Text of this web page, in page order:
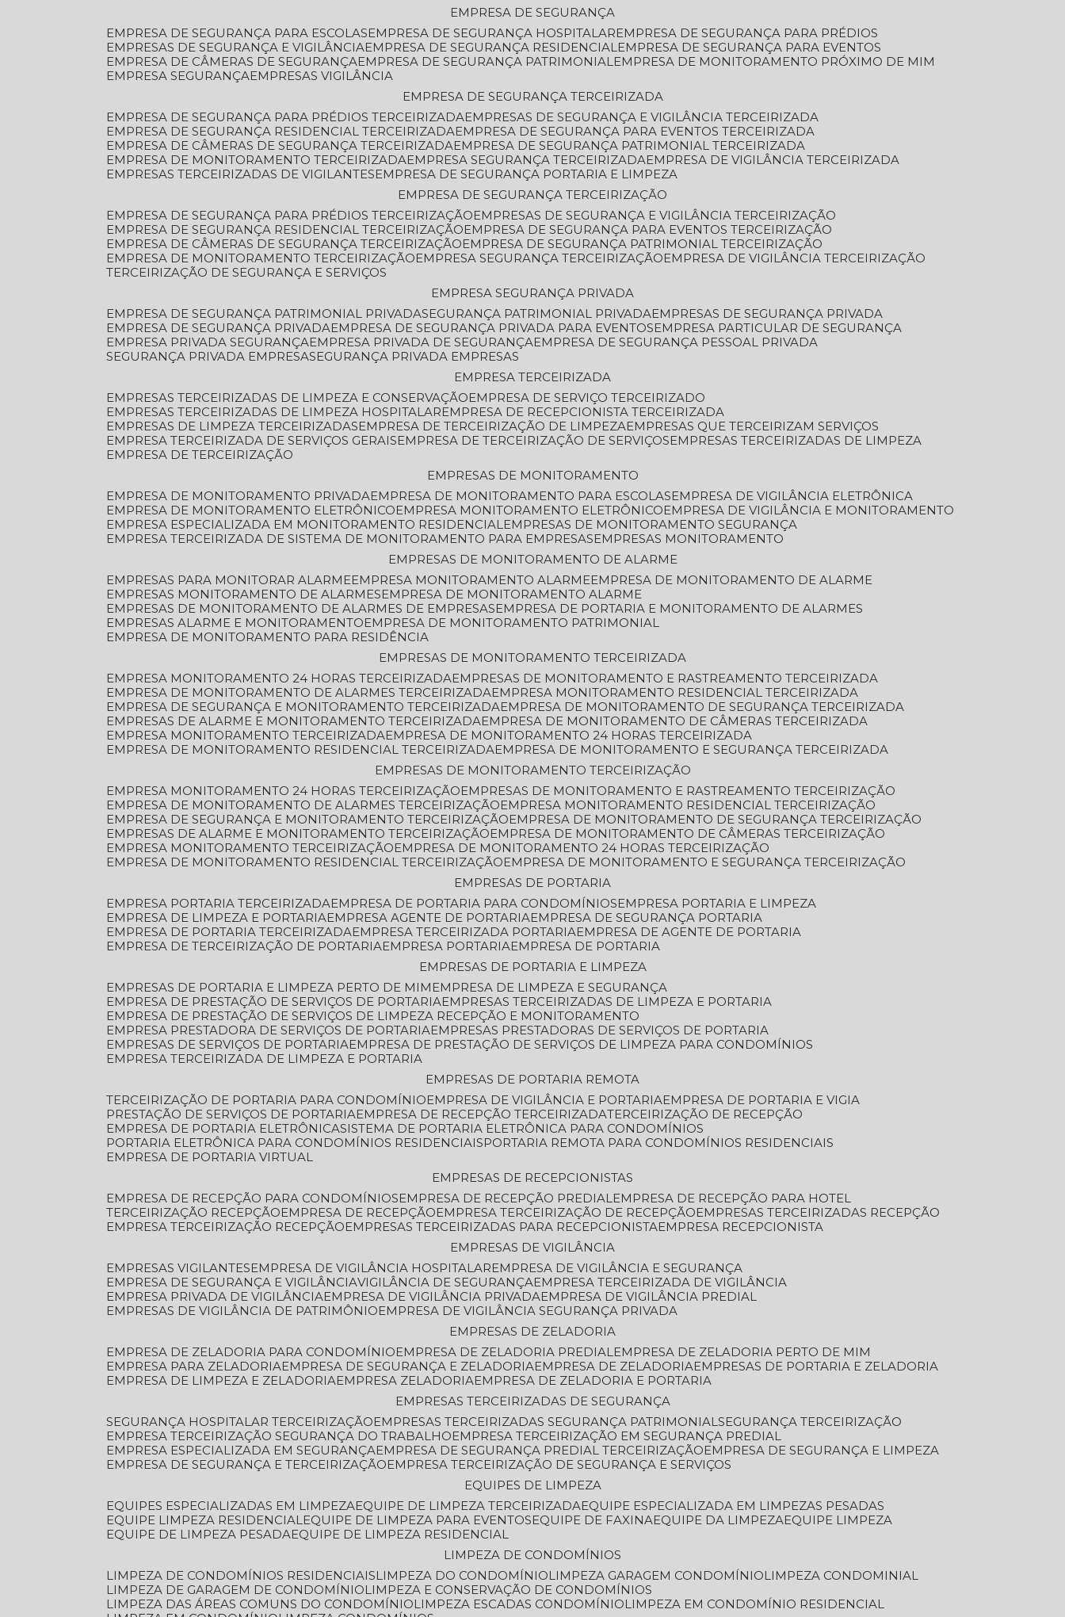
EMPRESA DE SEGURANÇA
EMPRESA DE SEGURANÇA PARA ESCOLAS
EMPRESA DE SEGURANÇA HOSPITALAR
EMPRESA DE SEGURANÇA PARA PRÉDIOS
EMPRESAS DE SEGURANÇA E VIGILÂNCIA
EMPRESA DE SEGURANÇA RESIDENCIAL
EMPRESA DE SEGURANÇA PARA EVENTOS
EMPRESA DE CÂMERAS DE SEGURANÇA
EMPRESA DE SEGURANÇA PATRIMONIAL
EMPRESA DE MONITORAMENTO PRÓXIMO DE MIM
EMPRESA SEGURANÇA
EMPRESAS VIGILÂNCIA
EMPRESA DE SEGURANÇA TERCEIRIZADA
EMPRESA DE SEGURANÇA PARA PRÉDIOS TERCEIRIZADA
EMPRESAS DE SEGURANÇA E VIGILÂNCIA TERCEIRIZADA
EMPRESA DE SEGURANÇA RESIDENCIAL TERCEIRIZADA
EMPRESA DE SEGURANÇA PARA EVENTOS TERCEIRIZADA
EMPRESA DE CÂMERAS DE SEGURANÇA TERCEIRIZADA
EMPRESA DE SEGURANÇA PATRIMONIAL TERCEIRIZADA
EMPRESA DE MONITORAMENTO TERCEIRIZADA
EMPRESA SEGURANÇA TERCEIRIZADA
EMPRESA DE VIGILÂNCIA TERCEIRIZADA
EMPRESAS TERCEIRIZADAS DE VIGILANTES
EMPRESA DE SEGURANÇA PORTARIA E LIMPEZA
EMPRESA DE SEGURANÇA TERCEIRIZAÇÃO
EMPRESA DE SEGURANÇA PARA PRÉDIOS TERCEIRIZAÇÃO
EMPRESAS DE SEGURANÇA E VIGILÂNCIA TERCEIRIZAÇÃO
EMPRESA DE SEGURANÇA RESIDENCIAL TERCEIRIZAÇÃO
EMPRESA DE SEGURANÇA PARA EVENTOS TERCEIRIZAÇÃO
EMPRESA DE CÂMERAS DE SEGURANÇA TERCEIRIZAÇÃO
EMPRESA DE SEGURANÇA PATRIMONIAL TERCEIRIZAÇÃO
EMPRESA DE MONITORAMENTO TERCEIRIZAÇÃO
EMPRESA SEGURANÇA TERCEIRIZAÇÃO
EMPRESA DE VIGILÂNCIA TERCEIRIZAÇÃO
TERCEIRIZAÇÃO DE SEGURANÇA E SERVIÇOS
EMPRESA SEGURANÇA PRIVADA
EMPRESA DE SEGURANÇA PATRIMONIAL PRIVADA SEGURANÇA PATRIMONIAL PRIVADA
EMPRESAS DE SEGURANÇA PRIVADA
EMPRESA DE SEGURANÇA PRIVADA
EMPRESA DE SEGURANÇA PRIVADA PARA EVENTOS
EMPRESA PARTICULAR DE SEGURANÇA
EMPRESA PRIVADA SEGURANÇA
EMPRESA PRIVADA DE SEGURANÇA
EMPRESA DE SEGURANÇA PESSOAL PRIVADA
SEGURANÇA PRIVADA EMPRESA SEGURANÇA PRIVADA EMPRESAS
EMPRESA TERCEIRIZADA
EMPRESAS TERCEIRIZADAS DE LIMPEZA E CONSERVAÇÃO
EMPRESA DE SERVIÇO TERCEIRIZADO
EMPRESAS TERCEIRIZADAS DE LIMPEZA HOSPITALAR
EMPRESA DE RECEPCIONISTA TERCEIRIZADA
EMPRESAS DE LIMPEZA TERCEIRIZADAS
EMPRESA DE TERCEIRIZAÇÃO DE LIMPEZA
EMPRESAS QUE TERCEIRIZAM SERVIÇOS
EMPRESA TERCEIRIZADA DE SERVIÇOS GERAIS
EMPRESA DE TERCEIRIZAÇÃO DE SERVIÇOS
EMPRESAS TERCEIRIZADAS DE LIMPEZA
EMPRESA DE TERCEIRIZAÇÃO
EMPRESAS DE MONITORAMENTO
EMPRESA DE MONITORAMENTO PRIVADA
EMPRESA DE MONITORAMENTO PARA ESCOLAS
EMPRESA DE VIGILÂNCIA ELETRÔNICA
EMPRESA DE MONITORAMENTO ELETRÔNICO
EMPRESA MONITORAMENTO ELETRÔNICO
EMPRESA DE VIGILÂNCIA E MONITORAMENTO
EMPRESA ESPECIALIZADA EM MONITORAMENTO RESIDENCIAL
EMPRESAS DE MONITORAMENTO SEGURANÇA
EMPRESA TERCEIRIZADA DE SISTEMA DE MONITORAMENTO PARA EMPRESAS
EMPRESAS MONITORAMENTO
EMPRESAS DE MONITORAMENTO DE ALARME
EMPRESAS PARA MONITORAR ALARME
EMPRESA MONITORAMENTO ALARME
EMPRESA DE MONITORAMENTO DE ALARME
EMPRESAS MONITORAMENTO DE ALARMES
EMPRESA DE MONITORAMENTO ALARME
EMPRESAS DE MONITORAMENTO DE ALARMES DE EMPRESAS
EMPRESA DE PORTARIA E MONITORAMENTO DE ALARMES
EMPRESAS ALARME E MONITORAMENTO
EMPRESA DE MONITORAMENTO PATRIMONIAL
EMPRESA DE MONITORAMENTO PARA RESIDÊNCIA
EMPRESAS DE MONITORAMENTO TERCEIRIZADA
EMPRESA MONITORAMENTO 24 HORAS TERCEIRIZADA
EMPRESAS DE MONITORAMENTO E RASTREAMENTO TERCEIRIZADA
EMPRESA DE MONITORAMENTO DE ALARMES TERCEIRIZADA
EMPRESA MONITORAMENTO RESIDENCIAL TERCEIRIZADA
EMPRESA DE SEGURANÇA E MONITORAMENTO TERCEIRIZADA
EMPRESA DE MONITORAMENTO DE SEGURANÇA TERCEIRIZADA
EMPRESAS DE ALARME E MONITORAMENTO TERCEIRIZADA
EMPRESA DE MONITORAMENTO DE CÂMERAS TERCEIRIZADA
EMPRESA MONITORAMENTO TERCEIRIZADA
EMPRESA DE MONITORAMENTO 24 HORAS TERCEIRIZADA
EMPRESA DE MONITORAMENTO RESIDENCIAL TERCEIRIZADA
EMPRESA DE MONITORAMENTO E SEGURANÇA TERCEIRIZADA
EMPRESAS DE MONITORAMENTO TERCEIRIZAÇÃO
EMPRESA MONITORAMENTO 24 HORAS TERCEIRIZAÇÃO
EMPRESAS DE MONITORAMENTO E RASTREAMENTO TERCEIRIZAÇÃO
EMPRESA DE MONITORAMENTO DE ALARMES TERCEIRIZAÇÃO
EMPRESA MONITORAMENTO RESIDENCIAL TERCEIRIZAÇÃO
EMPRESA DE SEGURANÇA E MONITORAMENTO TERCEIRIZAÇÃO
EMPRESA DE MONITORAMENTO DE SEGURANÇA TERCEIRIZAÇÃO
EMPRESAS DE ALARME E MONITORAMENTO TERCEIRIZAÇÃO
EMPRESA DE MONITORAMENTO DE CÂMERAS TERCEIRIZAÇÃO
EMPRESA MONITORAMENTO TERCEIRIZAÇÃO
EMPRESA DE MONITORAMENTO 24 HORAS TERCEIRIZAÇÃO
EMPRESA DE MONITORAMENTO RESIDENCIAL TERCEIRIZAÇÃO
EMPRESA DE MONITORAMENTO E SEGURANÇA TERCEIRIZAÇÃO
EMPRESAS DE PORTARIA
EMPRESA PORTARIA TERCEIRIZADA
EMPRESA DE PORTARIA PARA CONDOMÍNIOS
EMPRESA PORTARIA E LIMPEZA
EMPRESA DE LIMPEZA E PORTARIA
EMPRESA AGENTE DE PORTARIA
EMPRESA DE SEGURANÇA PORTARIA
EMPRESA DE PORTARIA TERCEIRIZADA
EMPRESA TERCEIRIZADA PORTARIA
EMPRESA DE AGENTE DE PORTARIA
EMPRESA DE TERCEIRIZAÇÃO DE PORTARIA
EMPRESA PORTARIA
EMPRESA DE PORTARIA
EMPRESAS DE PORTARIA E LIMPEZA
EMPRESAS DE PORTARIA E LIMPEZA PERTO DE MIM
EMPRESA DE LIMPEZA E SEGURANÇA
EMPRESA DE PRESTAÇÃO DE SERVIÇOS DE PORTARIA
EMPRESAS TERCEIRIZADAS DE LIMPEZA E PORTARIA
EMPRESA DE PRESTAÇÃO DE SERVIÇOS DE LIMPEZA RECEPÇÃO E MONITORAMENTO
EMPRESA PRESTADORA DE SERVIÇOS DE PORTARIA
EMPRESAS PRESTADORAS DE SERVIÇOS DE PORTARIA
EMPRESAS DE SERVIÇOS DE PORTARIA
EMPRESA DE PRESTAÇÃO DE SERVIÇOS DE LIMPEZA PARA CONDOMÍNIOS
EMPRESA TERCEIRIZADA DE LIMPEZA E PORTARIA
EMPRESAS DE PORTARIA REMOTA
TERCEIRIZAÇÃO DE PORTARIA PARA CONDOMÍNIO
EMPRESA DE VIGILÂNCIA E PORTARIA
EMPRESA DE PORTARIA E VIGIA
PRESTAÇÃO DE SERVIÇOS DE PORTARIA
EMPRESA DE RECEPÇÃO TERCEIRIZADA TERCEIRIZAÇÃO DE RECEPÇÃO
EMPRESA DE PORTARIA ELETRÔNICA SISTEMA DE PORTARIA ELETRÔNICA PARA CONDOMÍNIOS
PORTARIA ELETRÔNICA PARA CONDOMÍNIOS RESIDENCIAIS
PORTARIA REMOTA PARA CONDOMÍNIOS RESIDENCIAIS
EMPRESA DE PORTARIA VIRTUAL
EMPRESAS DE RECEPCIONISTAS
EMPRESA DE RECEPÇÃO PARA CONDOMÍNIOS
EMPRESA DE RECEPÇÃO PREDIAL
EMPRESA DE RECEPÇÃO PARA HOTEL
TERCEIRIZAÇÃO RECEPÇÃO
EMPRESA DE RECEPÇÃO EMPRESA TERCEIRIZAÇÃO DE RECEPÇÃO
EMPRESAS TERCEIRIZADAS RECEPÇÃO
EMPRESA TERCEIRIZAÇÃO RECEPÇÃO
EMPRESAS TERCEIRIZADAS PARA RECEPCIONISTA
EMPRESA RECEPCIONISTA
EMPRESAS DE VIGILÂNCIA
EMPRESAS VIGILANTES
EMPRESA DE VIGILÂNCIA HOSPITALAR
EMPRESA DE VIGILÂNCIA E SEGURANÇA
EMPRESA DE SEGURANÇA E VIGILÂNCIA VIGILÂNCIA DE SEGURANÇA
EMPRESA TERCEIRIZADA DE VIGILÂNCIA
EMPRESA PRIVADA DE VIGILÂNCIA
EMPRESA DE VIGILÂNCIA PRIVADA
EMPRESA DE VIGILÂNCIA PREDIAL
EMPRESAS DE VIGILÂNCIA DE PATRIMÔNIO
EMPRESA DE VIGILÂNCIA SEGURANÇA PRIVADA
EMPRESAS DE ZELADORIA
EMPRESA DE ZELADORIA PARA CONDOMÍNIO
EMPRESA DE ZELADORIA PREDIAL
EMPRESA DE ZELADORIA PERTO DE MIM
EMPRESA PARA ZELADORIA
EMPRESA DE SEGURANÇA E ZELADORIA EMPRESA DE ZELADORIA
EMPRESAS DE PORTARIA E ZELADORIA
EMPRESA DE LIMPEZA E ZELADORIA
EMPRESA ZELADORIA
EMPRESA DE ZELADORIA E PORTARIA
EMPRESAS TERCEIRIZADAS DE SEGURANÇA
SEGURANÇA HOSPITALAR TERCEIRIZAÇÃO
EMPRESAS TERCEIRIZADAS SEGURANÇA PATRIMONIAL SEGURANÇA TERCEIRIZAÇÃO
EMPRESA TERCEIRIZAÇÃO SEGURANÇA DO TRABALHO
EMPRESA TERCEIRIZAÇÃO EM SEGURANÇA PREDIAL
EMPRESA ESPECIALIZADA EM SEGURANÇA
EMPRESA DE SEGURANÇA PREDIAL TERCEIRIZAÇÃO
EMPRESA DE SEGURANÇA E LIMPEZA
EMPRESA DE SEGURANÇA E TERCEIRIZAÇÃO
EMPRESA TERCEIRIZAÇÃO DE SEGURANÇA E SERVIÇOS
EQUIPES DE LIMPEZA
EQUIPES ESPECIALIZADAS EM LIMPEZA EQUIPE DE LIMPEZA TERCEIRIZADA EQUIPE ESPECIALIZADA EM LIMPEZAS PESADAS
EQUIPE LIMPEZA RESIDENCIAL EQUIPE DE LIMPEZA PARA EVENTOS EQUIPE DE FAXINA EQUIPE DA LIMPEZA EQUIPE LIMPEZA
EQUIPE DE LIMPEZA PESADA EQUIPE DE LIMPEZA RESIDENCIAL
LIMPEZA DE CONDOMÍNIOS
LIMPEZA DE CONDOMÍNIOS RESIDENCIAIS
LIMPEZA DO CONDOMÍNIO LIMPEZA GARAGEM CONDOMÍNIO
LIMPEZA CONDOMINIAL
LIMPEZA DE GARAGEM DE CONDOMÍNIO
LIMPEZA E CONSERVAÇÃO DE CONDOMÍNIOS
LIMPEZA DAS ÁREAS COMUNS DO CONDOMÍNIO
LIMPEZA ESCADAS CONDOMÍNIO
LIMPEZA EM CONDOMÍNIO RESIDENCIAL